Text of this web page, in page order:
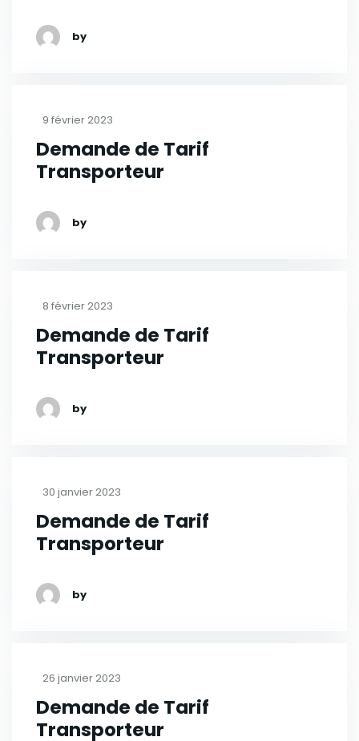
by
9 février 2023
Demande de Tarif
Transporteur
by
8 février 2023
Demande de Tarif
Transporteur
by
30 janvier 2023
Demande de Tarif
Transporteur
by
26 janvier 2023
Demande de Tarif
Transporteur